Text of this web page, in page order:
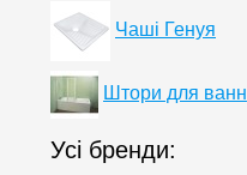
Чаші Генуя
Штори для ванн
Усі бренди: